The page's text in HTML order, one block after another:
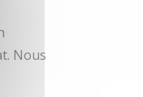
Nous